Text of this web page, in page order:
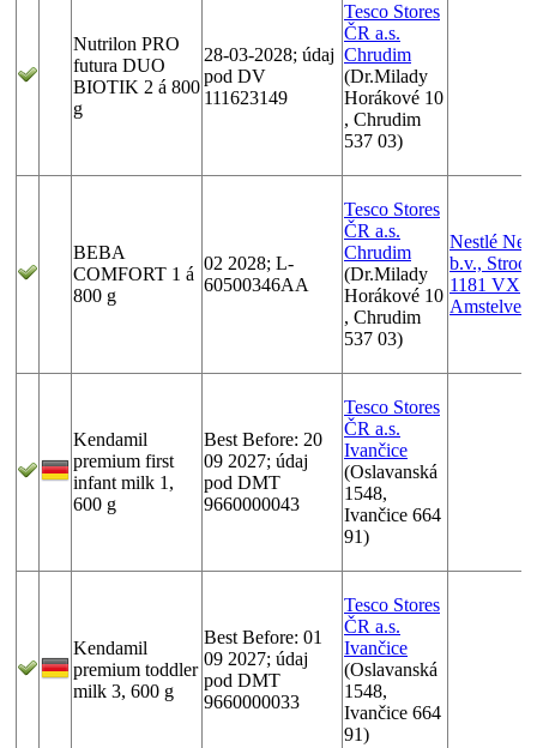
Nutrilon PRO
futura DUO
BIOTIK 2 á 800
g
28-03-2028; údaj
pod DV
111623149
Tesco Stores
ČR a.s.
Chrudim
(Dr.Milady
Horákové 10
, Chrudim
537 03)
BEBA
COMFORT 1 á
800 g
02 2028; L-
60500346AA
Tesco Stores
ČR a.s.
Chrudim
(Dr.Milady
Horákové 10
, Chrudim
537 03)
Nestlé
b.v.,
1181 VX
Kendamil
premium first
infant milk 1,
600 g
Best Before: 20
09 2027; údaj
pod DMT
9660000043
Tesco Stores
ČR a.s.
Ivančice
(Oslavanská
1548,
Ivančice 664
91)
Kendamil
premium toddler
milk 3, 600 g
Best Before: 01
09 2027; údaj
pod DMT
9660000033
Tesco Stores
ČR a.s.
Ivančice
(Oslavanská
1548,
Ivančice 664
91)